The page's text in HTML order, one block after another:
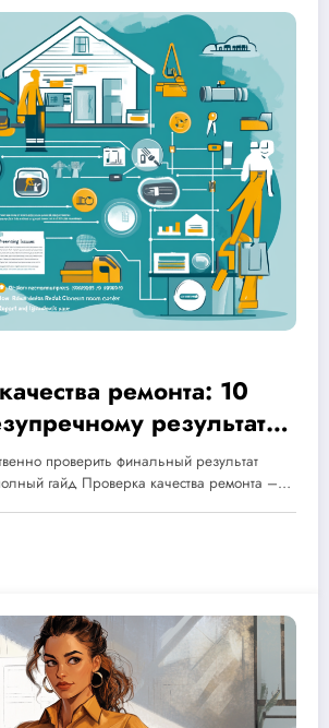
ремонта: 10
результату
от возможных
проверить финальный результат
гайд Проверка качества ремонта –…